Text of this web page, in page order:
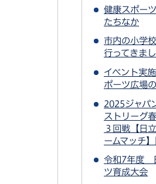
健康スポー
たちなか
市内の小学
行ってきまし
イベント実
ポーツ広場
2025ジャパ
ストリーグ
３回戦【日
ームマッチ
令和7年度
ツ育成大会